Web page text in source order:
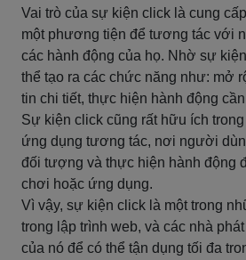
Vai trò của sự kiện click là cung
một phương tiện để tương tác với
các hành động của họ. Nhờ sự
thể tạo ra các chức năng như: mở
tin chi tiết, thực hiện hành động
Sự kiện click cũng rất hữu ích
ứng dụng tương tác, nơi người
đối tượng và thực hiện hành động
chơi hoặc ứng dụng.
Vì vậy, sự kiện click là một trong
trong lập trình web, và các nhà
của nó để có thể tận dụng tối đa